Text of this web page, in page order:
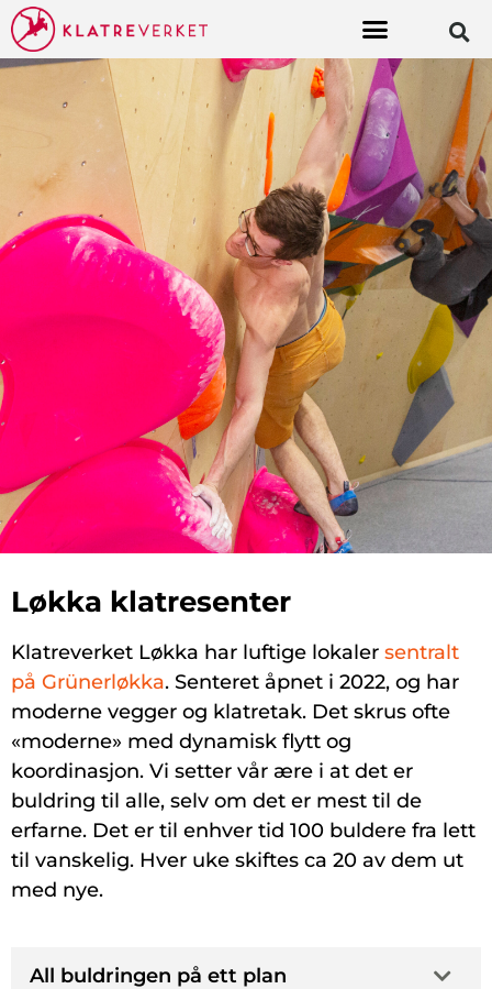
All buldring på
Løkka klatresenter
Klatreverket Løkka har luftige lokaler sentralt
på Grünerløkka. Senteret åpnet i 2022, og har
moderne vegger og klatretak. Det skrus ofte
«moderne» med dynamisk flytt og
koordinasjon. Vi setter vår ære i at det er
buldring til alle, selv om det er mest til de
erfarne. Det er til enhver tid 100 buldere fra lett
til vanskelig. Hver uke skiftes ca 20 av dem ut
med nye.
All buldringen på ett plan